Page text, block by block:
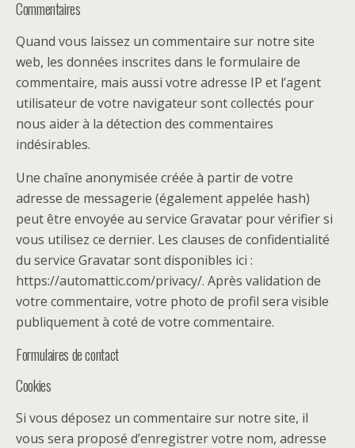
Commentaires
Quand vous laissez un commentaire sur notre site
web, les données inscrites dans le formulaire de
commentaire, mais aussi votre adresse IP et l’agent
utilisateur de votre navigateur sont collectés pour
nous aider à la détection des commentaires
indésirables.
Une chaîne anonymisée créée à partir de votre
adresse de messagerie (également appelée hash)
peut être envoyée au service Gravatar pour vérifier si
vous utilisez ce dernier. Les clauses de confidentialité
du service Gravatar sont disponibles ici :
https://automattic.com/privacy/. Après validation de
votre commentaire, votre photo de profil sera visible
publiquement à coté de votre commentaire.
Formulaires de contact
Cookies
Si vous déposez un commentaire sur notre site, il
vous sera proposé d’enregistrer votre nom, adresse